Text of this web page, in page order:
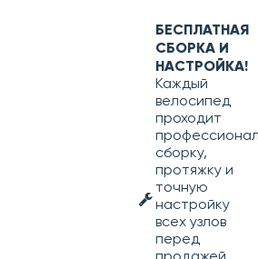
БЕСПЛАТНАЯ
СБОРКА И
НАСТРОЙКА!
Каждый
велосипед
проходит
сборку,
протяжку и
точную
настройку
всех узлов
перед